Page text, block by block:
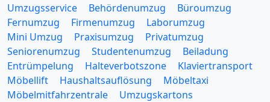
Umzugsservice Behördenumzug
Büroumzug
Fernumzug
Firmenumzug
Laborumzug
Mini Umzug
Praxisumzug
Privatumzug
Seniorenumzug
Studentenumzug
Beiladung
Entrümpelung
Halteverbotszone
Klaviertransport
Möbellift
Haushaltsauflösung
Möbeltaxi
Möbelmitfahrzentrale
Umzugskartons